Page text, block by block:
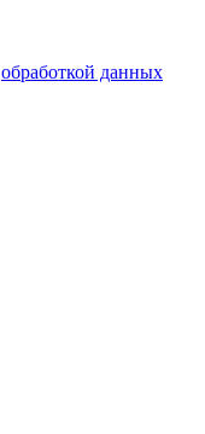
обработкой данных